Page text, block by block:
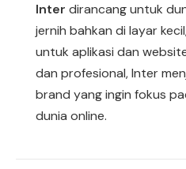
Inter dirancang untuk
jernih bahkan di layar
untuk aplikasi dan
dan profesional, Inter
brand yang ingin fokus
dunia online.